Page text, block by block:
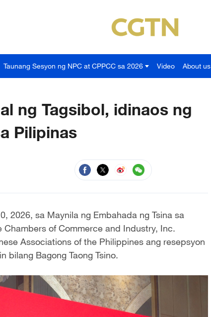
Taunang Sesyon ng NPC at CPPCC sa 2026 Video About us
ng Tagsibol, idinaos ng
Pilipinas
2026, sa Maynila ng Embahada ng Tsina sa
of Commerce and Industry, Inc.
Associations of the Philippines ang resepsyon
bilang Bagong Taong Tsino.